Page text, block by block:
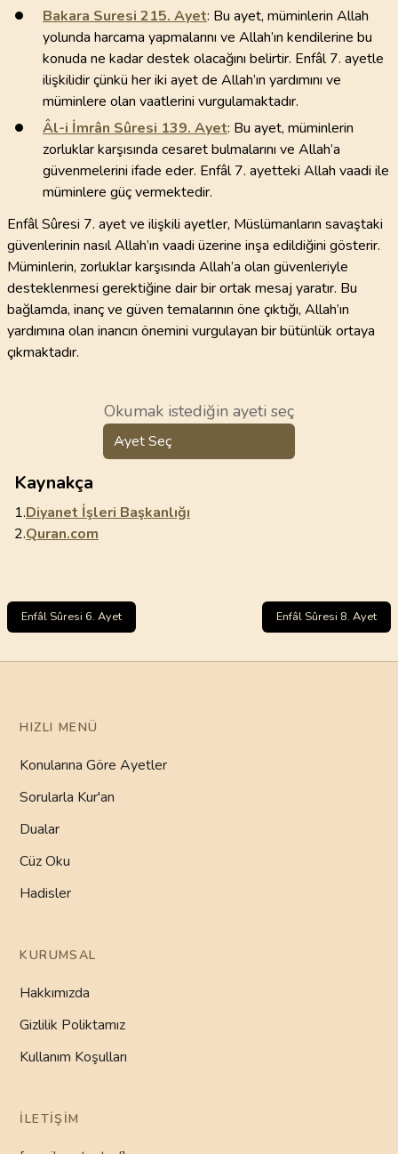
Bakara Suresi 215. Ayet: Bu ayet, müminlerin Allah
yolunda harcama yapmalarını ve Allah’ın kendilerine bu
konuda ne kadar destek olacağını belirtir. Enfâl 7. ayetle
ilişkilidir çünkü her iki ayet de Allah’ın yardımını ve
müminlere olan vaatlerini vurgulamaktadır.
Âl-i İmrân Sûresi 139. Ayet: Bu ayet, müminlerin
zorluklar karşısında cesaret bulmalarını ve Allah’a
güvenmelerini ifade eder. Enfâl 7. ayetteki Allah vaadi ile
müminlere güç vermektedir.
Enfâl Sûresi 7. ayet ve ilişkili ayetler, Müslümanların savaştaki
güvenlerinin nasıl Allah’ın vaadi üzerine inşa edildiğini gösterir.
Müminlerin, zorluklar karşısında Allah’a olan güvenleriyle
desteklenmesi gerektiğine dair bir ortak mesaj yaratır. Bu
bağlamda, inanç ve güven temalarının öne çıktığı, Allah’ın
yardımına olan inancın önemini vurgulayan bir bütünlük ortaya
çıkmaktadır.
Okumak istediğin ayeti seç
Ayet Seç
Kaynakça
1.Diyanet İşleri Başkanlığı
2.Quran.com
Enfâl Sûresi 6. Ayet Enfâl Sûresi 8. Ayet
HIZLI MENÜ
Konularına Göre Ayetler
Sorularla Kur'an
Dualar
Cüz Oku
Hadisler
KURUMSAL
Hakkımızda
Gizlilik Poliktamız
Kullanım Koşulları
İLETIŞIM